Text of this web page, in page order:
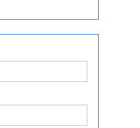
サービス一時停止の
イン」停止のお知ら